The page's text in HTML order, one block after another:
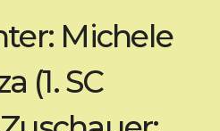
Michele
(1. SC